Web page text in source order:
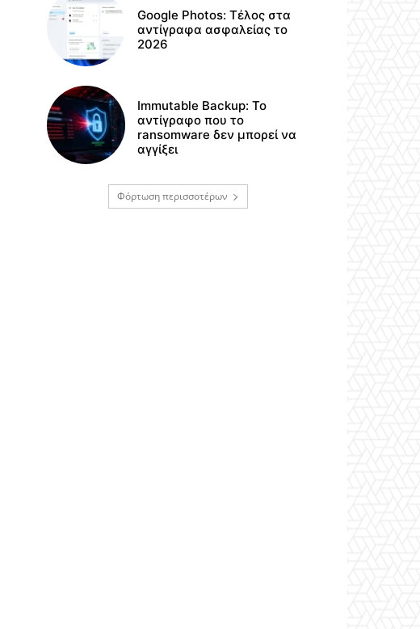
Google Photos: Τέλος στα
αντίγραφα ασφαλείας το
2026
Immutable Backup: Το
αντίγραφο που το
ransomware δεν μπορεί να
αγγίξει
Φόρτωση περισσοτέρων